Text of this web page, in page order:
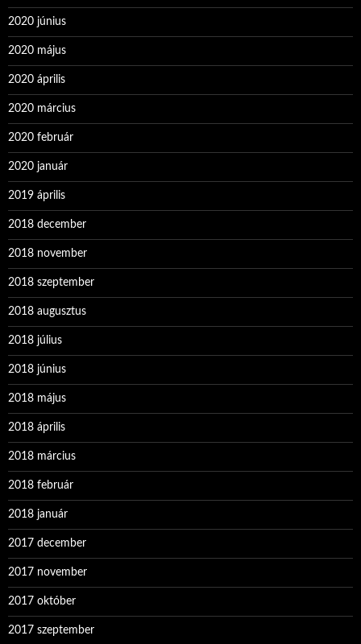
2020 június
2020 május
2020 április
2020 március
2020 február
2020 január
2019 április
2018 december
2018 november
2018 szeptember
2018 augusztus
2018 július
2018 június
2018 május
2018 április
2018 március
2018 február
2018 január
2017 december
2017 november
2017 október
2017 szeptember